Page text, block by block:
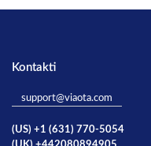
Kontakti
support@viaota.com
(US) +1 (631) 770-5054